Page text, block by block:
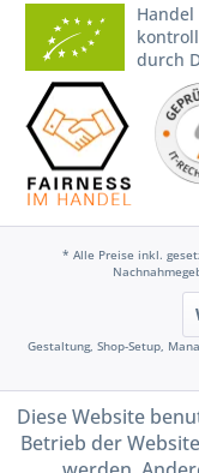
durch
* Alle Preise inkl.
Gestaltung, Shop-Setup,
Diese Website
Betrieb der